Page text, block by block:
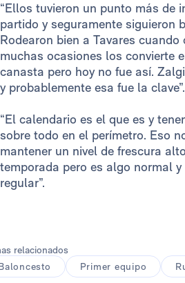
“Ellos tuvieron un punto más de
partido y seguramente siguieron
Rodearon bien a Tavares
muchas ocasiones los convierte
canasta pero hoy no fue así.
y probablemente esa fue la clave”.
“El calendario es el que es y
sobre todo en el perímetro. Eso
mantener un nivel de frescura
temporada pero es algo normal
regular”.
relacionados
Primer equipo